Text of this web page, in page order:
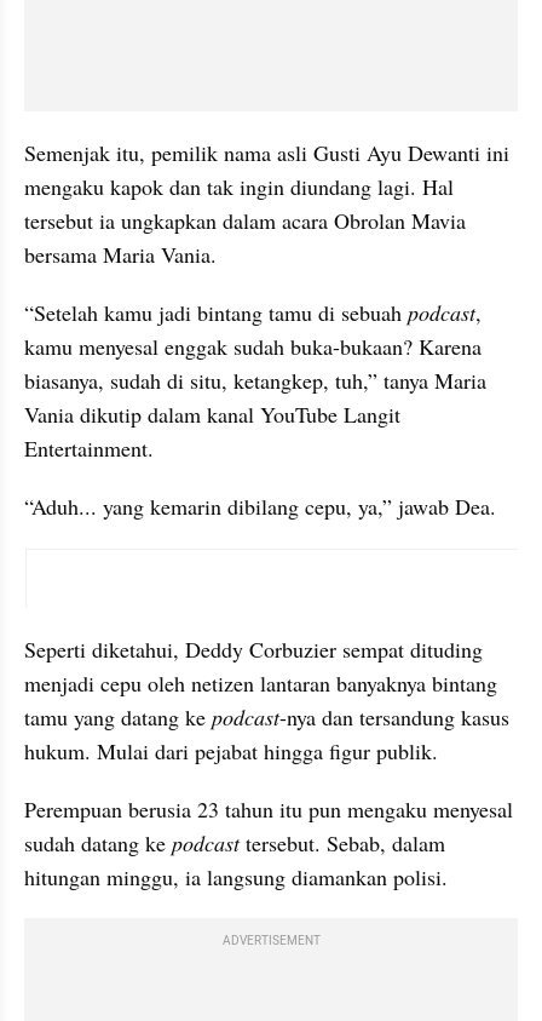
Semenjak itu, pemilik nama asli Gusti Ayu Dewanti ini
mengaku kapok dan tak ingin diundang lagi. Hal
tersebut ia ungkapkan dalam acara Obrolan Mavia
bersama Maria Vania.
“Setelah kamu jadi bintang tamu di sebuah podcast,
kamu menyesal enggak sudah buka-bukaan? Karena
biasanya, sudah di situ, ketangkep, tuh,” tanya Maria
Vania dikutip dalam kanal YouTube Langit
Entertainment.
“Aduh... yang kemarin dibilang cepu, ya,” jawab Dea.
Seperti diketahui, Deddy Corbuzier sempat dituding
menjadi cepu oleh netizen lantaran banyaknya bintang
tamu yang datang ke podcast-nya dan tersandung kasus
hukum. Mulai dari pejabat hingga figur publik.
Perempuan berusia 23 tahun itu pun mengaku menyesal
sudah datang ke podcast tersebut. Sebab, dalam
hitungan minggu, ia langsung diamankan polisi.
ADVERTISEMENT